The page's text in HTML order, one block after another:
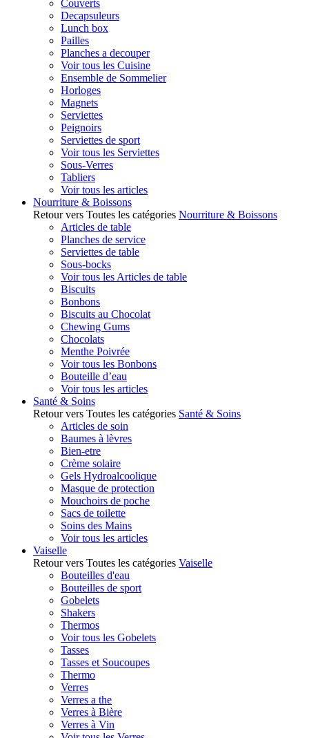
Couverts
Decapsuleurs
Lunch box
Pailles
Planches a decouper
Voir tous les Cuisine
Ensemble de Sommelier
Horloges
Magnets
Serviettes
Peignoirs
Serviettes de sport
Voir tous les Serviettes
Sous-Verres
Tabliers
Voir tous les articles
Nourriture & Boissons
Retour vers Toutes les catégories Nourriture & Boissons
Articles de table
Planches de service
Serviettes de table
Sous-bocks
Voir tous les Articles de table
Biscuits
Bonbons
Biscuits au Chocolat
Chewing Gums
Chocolats
Menthe Poivrée
Voir tous les Bonbons
Bouteille d’eau
Voir tous les articles
Santé & Soins
Retour vers Toutes les catégories Santé & Soins
Articles de soin
Baumes à lèvres
Bien-etre
Crème solaire
Gels Hydroalcoolique
Masque de protection
Mouchoirs de poche
Sacs de toilette
Soins des Mains
Voir tous les articles
Vaiselle
Retour vers Toutes les catégories Vaiselle
Bouteilles d'eau
Bouteilles de sport
Gobelets
Shakers
Thermos
Voir tous les Gobelets
Tasses
Tasses et Soucoupes
Thermo
Verres
Verres a the
Verres à Bière
Verres à Vin